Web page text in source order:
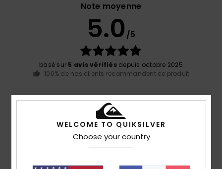
Note moyenne
5.0 /5
basé sur 5 avis vérifiésdepuis octobre 2025
100% de nos clients recommandent ce produit
Confort
Rapport qualité / prix
Taille
Matière
WELCOME TO QUIKSILVER
Choose your country